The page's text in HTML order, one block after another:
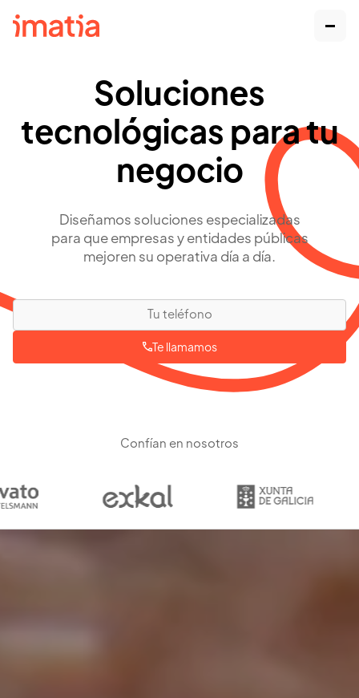
Soluciones
tecnológicas para tu
negocio
Diseñamos soluciones especializadas
para que empresas y entidades públicas
mejoren su operativa día a día.
Te llamamos
Confían en nosotros